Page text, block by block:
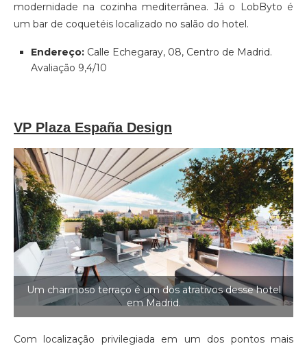
modernidade na cozinha mediterrânea. Já o LobByto é
um bar de coquetéis localizado no salão do hotel.
Endereço: Calle Echegaray, 08, Centro de Madrid.
Avaliação 9,4/10
VP Plaza España Design
Um charmoso terraço é um dos atrativos desse hotel
em Madrid.
Com localização privilegiada em um dos pontos mais